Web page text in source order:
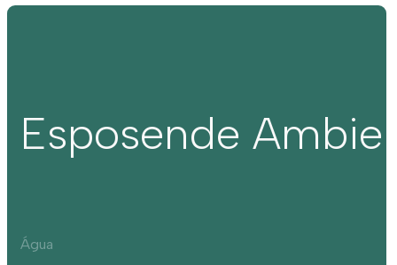
Esposende
Água